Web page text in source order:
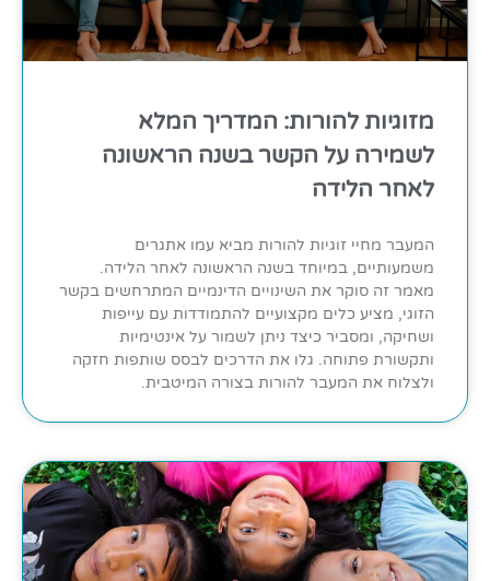
מזוגיות להורות: המדריך המלא
לשמירה על הקשר בשנה הראשונה
לאחר הלידה
המעבר מחיי זוגיות להורות מביא עמו אתגרים
משמעותיים, במיוחד בשנה הראשונה לאחר הלידה.
מאמר זה סוקר את השינויים הדינמיים המתרחשים בקשר
הזוגי, מציע כלים מקצועיים להתמודדות עם עייפות
ושחיקה, ומסביר כיצד ניתן לשמור על אינטימיות
ותקשורת פתוחה. גלו את הדרכים לבסס שותפות חזקה
ולצלוח את המעבר להורות בצורה המיטבית.